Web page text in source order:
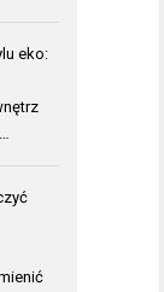
eko: